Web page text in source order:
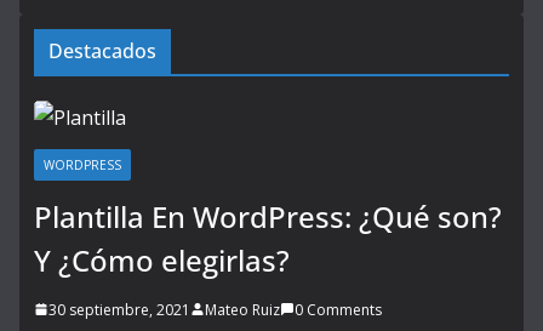
Destacados
WORDPRESS
Plantilla En WordPress: ¿Qué son?
Y ¿Cómo elegirlas?
30 septiembre, 2021 Mateo Ruiz 0 Comments